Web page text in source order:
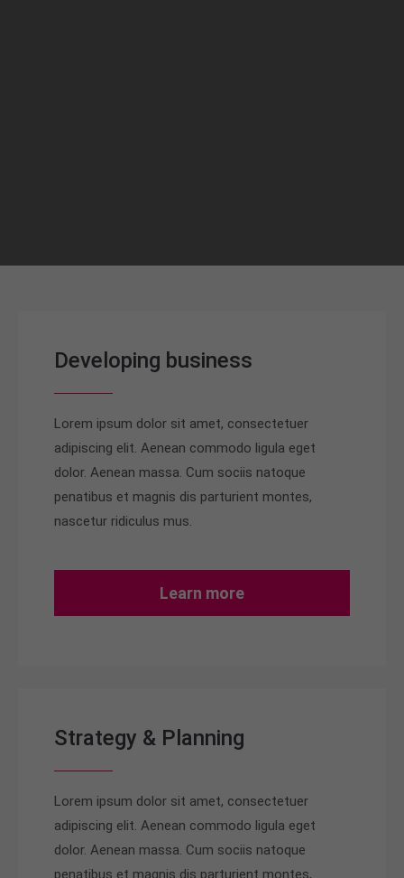
Developing business
Lorem ipsum dolor sit amet, consectetuer
adipiscing elit. Aenean commodo ligula eget
dolor. Aenean massa. Cum sociis natoque
penatibus et magnis dis parturient montes,
nascetur ridiculus mus.
Learn more
Strategy & Planning
Lorem ipsum dolor sit amet, consectetuer
adipiscing elit. Aenean commodo ligula eget
dolor. Aenean massa. Cum sociis natoque
penatibus et magnis dis parturient montes,